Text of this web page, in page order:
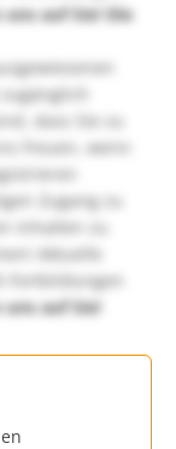
auf Sie! Die
dass Sie zu
freuen, wenn
Zugang zu
Inhalten zu
Aktuelle
Fortbildungen
auf Sie!